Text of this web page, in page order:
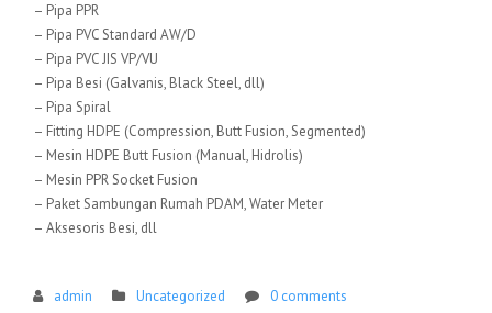
– Pipa PPR
– Pipa PVC Standard AW/D
– Pipa PVC JIS VP/VU
– Pipa Besi (Galvanis, Black Steel, dll)
– Pipa Spiral
– Fitting HDPE (Compression, Butt Fusion, Segmented)
– Mesin HDPE Butt Fusion (Manual, Hidrolis)
– Mesin PPR Socket Fusion
– Paket Sambungan Rumah PDAM, Water Meter
– Aksesoris Besi, dll
admin Uncategorized 0 comments